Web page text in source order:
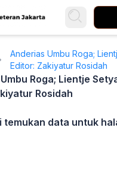
Anderias Umbu Roga;
Editor: Zakiyatur Rosidah
Roga; Lientje
Rosidah
temukan data untuk